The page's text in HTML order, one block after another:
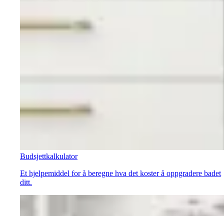
Budsjettkalkulator
Et hjelpemiddel for å beregne hva det koster å oppgradere badet
ditt.